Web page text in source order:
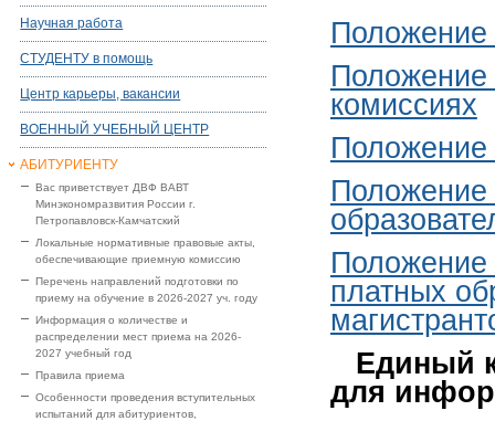
Научная работа
СТУДЕНТУ в помощь
Центр карьеры, вакансии
ВОЕННЫЙ УЧЕБНЫЙ ЦЕНТР
АБИТУРИЕНТУ
Вас приветствует ДВФ ВАВТ
Минэкономразвития России г.
Петропавловск-Камчатский
Локальные нормативные правовые акты,
обеспечивающие приемную комиссию
Перечень направлений подготовки по
приему на обучение в 2026-2027 уч. году
Информация о количестве и
распределении мест приема на 2026-
2027 учебный год
Правила приема
Особенности проведения вступительных
испытаний для абитуриентов,
Положение
Положение
комиссиях
Положение
Положение
Положение
платных
Единый
для